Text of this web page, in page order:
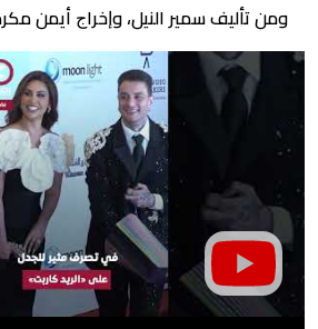
ومن ﺗﺄﻟﻴﻒ سمير النيل، وﺇﺧﺮاﺝ أيمن